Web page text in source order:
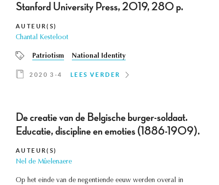
Stanford University Press, 2019, 280 p.
AUTEUR(S)
Chantal Kesteloot
Patriotism National Identity
2020 3-4 LEES VERDER
De creatie van de Belgische burger-soldaat.
Educatie, discipline en emoties (1886-1909).
AUTEUR(S)
Nel de Mûelenaere
Op het einde van de negentiende eeuw werden overal in